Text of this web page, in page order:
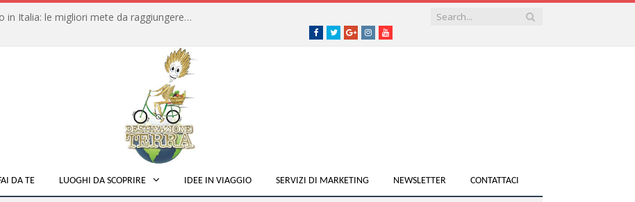
Dove fare campeggio libero in Italia: le migliori mete da raggiungere in traghetto
Facebook
TwitterGoogle+instagramyoutube
DA TE LUOGHI DA SCOPRIRE IDEE IN VIAGGIO SERVIZI DI MARKETING NEWSLETTER CONTATTACI